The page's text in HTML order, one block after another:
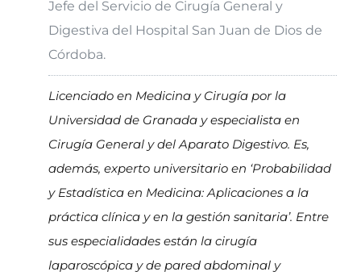
Jefe del Servicio de Cirugía General y
Digestiva del Hospital San Juan de Dios de
Córdoba.
Licenciado en Medicina y Cirugía por la
Universidad de Granada y especialista en
Cirugía General y del Aparato Digestivo. Es,
además, experto universitario en ‘Probabilidad
y Estadística en Medicina: Aplicaciones a la
práctica clínica y en la gestión sanitaria’. Entre
sus especialidades están la cirugía
laparoscópica y de pared abdominal y